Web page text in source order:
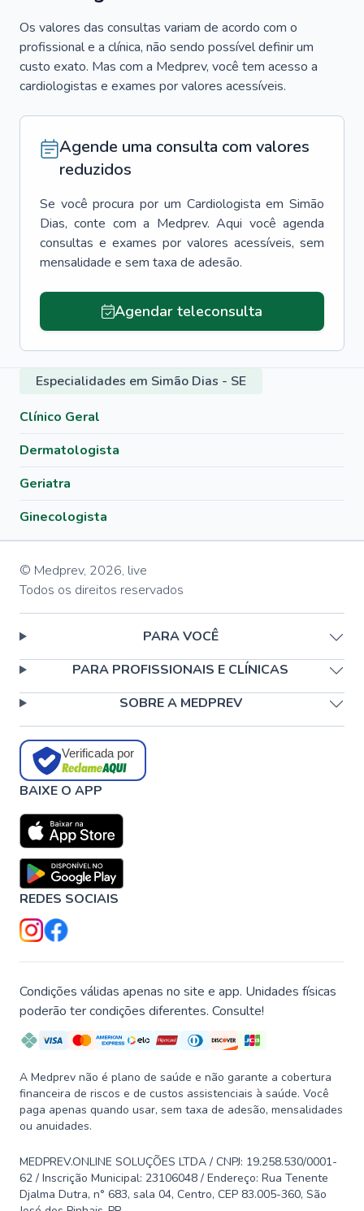
Os valores das consultas variam de acordo com o
profissional e a clínica, não sendo possível definir um
custo exato. Mas com a Medprev, você tem acesso a
cardiologistas e exames por valores acessíveis.
Agende uma consulta com valores
reduzidos
Se você procura por um Cardiologista em Simão
Dias, conte com a Medprev. Aqui você agenda
consultas e exames por valores acessíveis, sem
mensalidade e sem taxa de adesão.
Agendar teleconsulta
Especialidades em Simão Dias - SE
Clínico Geral
Dermatologista
Geriatra
Ginecologista
© Medprev, 2026, live
Todos os direitos reservados
PARA VOCÊ
PARA PROFISSIONAIS E CLÍNICAS
SOBRE A MEDPREV
Verificada por
BAIXE O APP
REDES SOCIAIS
Condições válidas apenas no site e app. Unidades físicas
poderão ter condições diferentes. Consulte!
A Medprev não é plano de saúde e não garante a cobertura
financeira de riscos e de custos assistenciais à saúde. Você
paga apenas quando usar, sem taxa de adesão, mensalidades
ou anuidades.
MEDPREV.ONLINE SOLUÇÕES LTDA / CNPJ: 19.258.530/0001-
62 / Inscrição Municipal: 23106048 / Endereço: Rua Tenente
Djalma Dutra, n° 683, sala 04, Centro, CEP 83.005-360, São